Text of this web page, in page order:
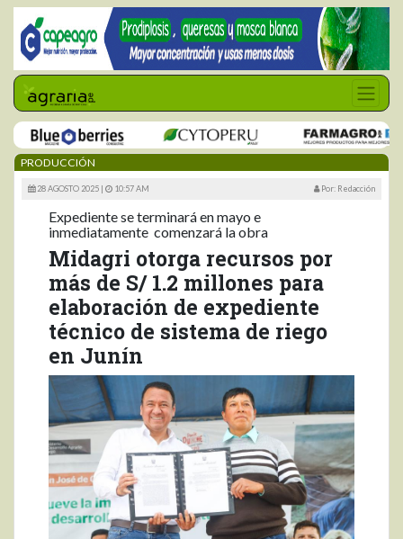
PRODUCCIÓN
28 AGOSTO 2025 | 10:57 AM Por: Redacción
Expediente se terminará en mayo e
inmediatamente comenzará la obra
Midagri otorga recursos por
más de S/ 1.2 millones para
elaboración de expediente
técnico de sistema de riego
en Junín